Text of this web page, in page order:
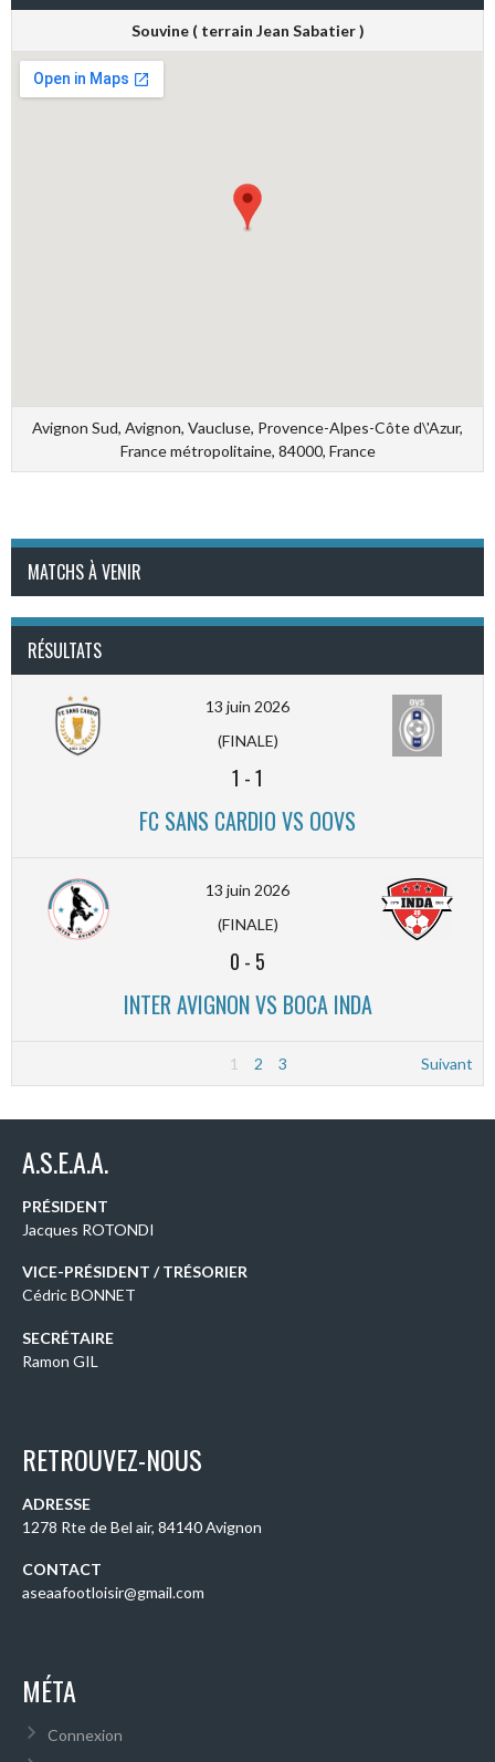
Souvine ( terrain Jean Sabatier )
Avignon Sud, Avignon, Vaucluse, Provence-Alpes-Côte d\'Azur,
France métropolitaine, 84000, France
MATCHS À VENIR
RÉSULTATS
13 juin 2026
(FINALE)
1 -1
FC SANS CARDIO VS OOVS
13 juin 2026
(FINALE)
0 - 5
INTER AVIGNON VS BOCA INDA
1 2 3 Suivant
A.S.E.A.A.
PRÉSIDENT
Jacques ROTONDI
VICE-PRÉSIDENT / TRÉSORIER
Cédric BONNET
SECRÉTAIRE
Ramon GIL
RETROUVEZ-NOUS
ADRESSE
1278 Rte de Bel air, 84140 Avignon
CONTACT
aseaafootloisir@gmail.com
MÉTA
Connexion